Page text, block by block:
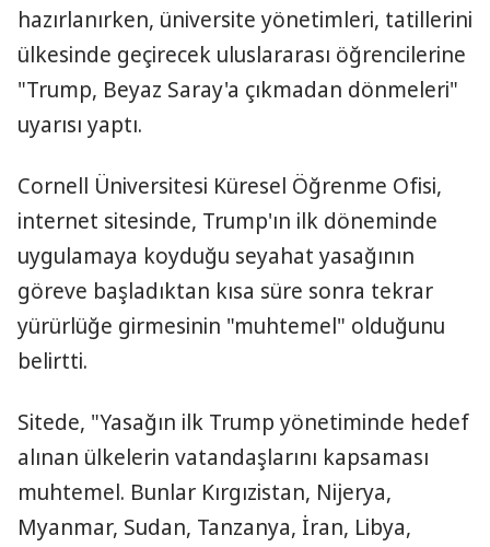
hazırlanırken, üniversite yönetimleri, tatillerini
ülkesinde geçirecek uluslararası öğrencilerine
"Trump, Beyaz Saray'a çıkmadan dönmeleri"
uyarısı yaptı.
Cornell Üniversitesi Küresel Öğrenme Ofisi,
internet sitesinde, Trump'ın ilk döneminde
uygulamaya koyduğu seyahat yasağının
göreve başladıktan kısa süre sonra tekrar
yürürlüğe girmesinin "muhtemel" olduğunu
belirtti.
Sitede, "Yasağın ilk Trump yönetiminde hedef
alınan ülkelerin vatandaşlarını kapsaması
muhtemel. Bunlar Kırgızistan, Nijerya,
Myanmar, Sudan, Tanzanya, İran, Libya,